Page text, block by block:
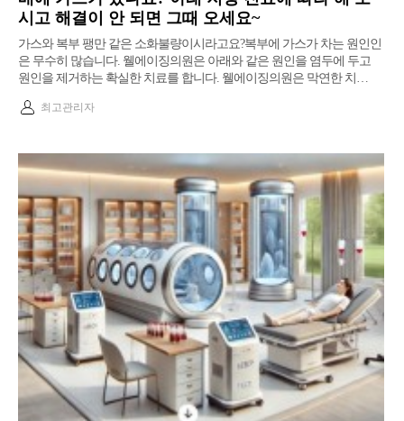
시고 해결이 안 되면 그때 오세요~
가스와 복부 팽만 같은 소화불량이시라고요?복부에 가스가 차는 원인인
은 무수히 많습니다. 웰에이징의원은 아래와 같은 원인을 염두에 두고
원인을 제거하는 확실한 치료를 합니다. 웰에이징의원은 막연한 치…
최고관리자